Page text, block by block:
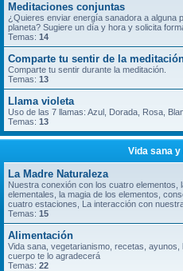
Meditaciones conjuntas
¿Quieres enviar energía sanadora a alguna
planeta? Sugiere un día y hora y solicita
Temas: 14
Comparte tu sentir de la
Comparte tu sentir durante la meditación.
Temas: 13
Llama violeta
Uso de las 7 llamas: Azul, Dorada, Rosa,
Temas: 13
Vida sana
La Madre Naturaleza
Nuestra conexión con los cuatro elementos,
elementales, la magia de los elementos,
cuatro estaciones, La interacción con
Temas: 15
Alimentación
Vida sana, vegetarianismo, recetas,
cuerpo te lo agradecerá
Temas: 22